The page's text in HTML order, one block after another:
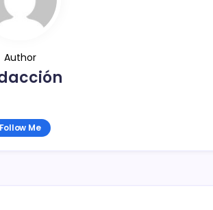
Author
Follow Me